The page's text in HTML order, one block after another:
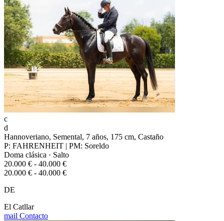
c
d
Hannoveriano, Semental, 7 años, 175 cm, Castaño
P: FAHRENHEIT | PM: Soreldo
Doma clásica · Salto
20.000 € - 40.000 €
20.000 € - 40.000 €
DE
El Catllar
mail Contacto